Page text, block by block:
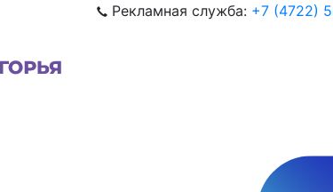
Рекламная служба: +7 (4722)